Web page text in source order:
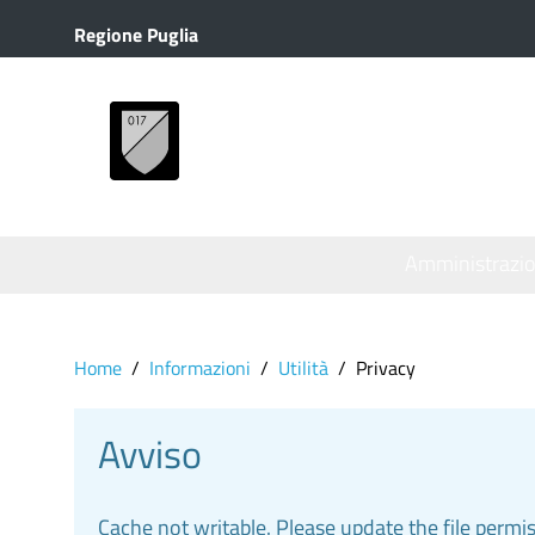
Regione Puglia
Home Informazioni Utilità Privacy
Avviso
Cache not writable. Please update the file